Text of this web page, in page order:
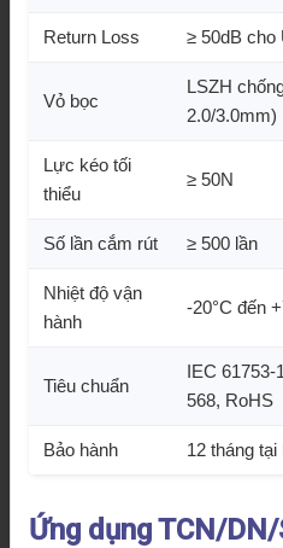
Return Loss ≥ 50dB cho
Vỏ bọc
LSZH
2.0/3.0mm)
Lực kéo tối
thiểu
≥ 50N
Số lần cắm rút ≥ 500 lần
Nhiệt độ vận
hành
-20°C đến
Tiêu chuẩn
IEC 61753-
568, RoHS
Bảo hành 12 tháng
Ứng dụng TCN/